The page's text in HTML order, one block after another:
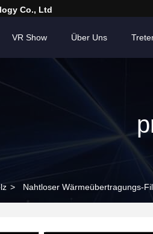
Co., Ltd
VR Show Über Uns
> Nahtloser Wärmeübertragungs-